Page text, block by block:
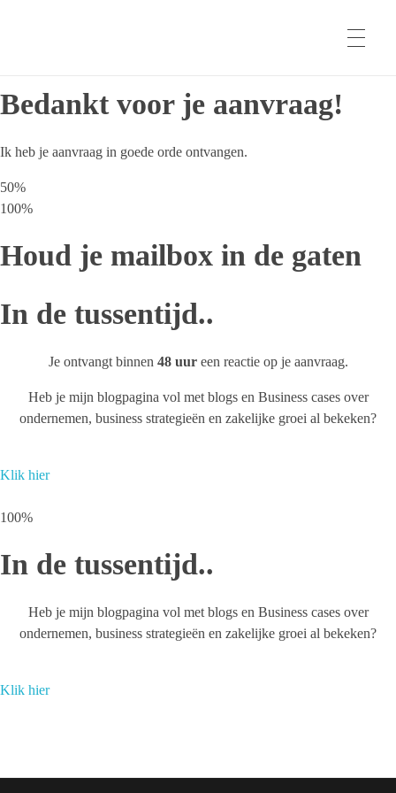
HOME
AI VOOR HR
VOOR MT & DIRECTIE
AI sessies voor MT & Directie
AI Roadmap
AI-KWARTIERMAKER WERK & ORGANISATIE
AI INTERN BEGELEIDEN
BOEK
Bedankt voor je aanvraag!
Ik heb je aanvraag in goede orde ontvangen.
50%
100%
Houd je mailbox in de gaten
In de tussentijd..
Je ontvangt binnen 48 uureen reactie op je aanvraag.
Heb je mijn blogpagina vol met blogs en Business cases over
ondernemen, business strategieën en zakelijke groei al bekeken?
Klik hier
100%
In de tussentijd..
Heb je mijn blogpagina vol met blogs en Business cases over
ondernemen, business strategieën en zakelijke groei al bekeken?
Klik hier